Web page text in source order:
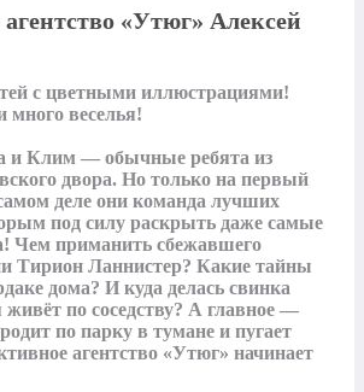
«Утюг» Алексей
с цветными иллюстрациями!
веселья!
и Клим — обычные ребята из
двора. Но только на первый
деле они команда лучших
под силу раскрыть даже самые
Чем приманить сбежавшего
Тирион Ланнистер? Какие тайны
дома? И куда делась свинка
живёт по соседству? А главное —
по парку в тумане и пугает
агентство «Утюг» начинает